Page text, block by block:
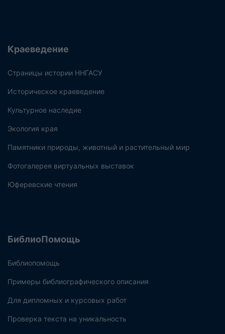
Краеведение
Страницы истории ННГАСУ
Историческое краеведение
Культурное наследие
Экология края
Памятники природы, животный и растительный мир
Фотогалерея виртуальных выставок
Юферевские чтения
БиблиоПомощь
Библиопомощь
Примеры библиографического описания
Для дипломных и курсовых работ
Проверка текста на уникальность